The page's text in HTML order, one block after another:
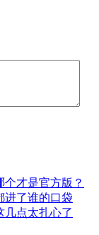
个才是官方版？
进了谁的口袋
几点太扎心了